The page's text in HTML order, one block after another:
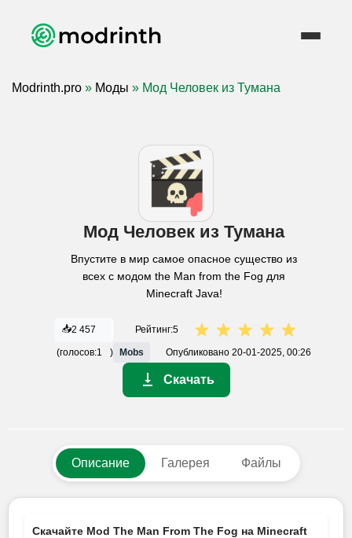
Modrinth.pro » Моды » Мод Человек из Тумана
Мод Человек из Тумана
Впустите в мир самое опасное существо из
всех с модом the Man from the Fog для
Minecraft Java!
📥2 457 Рейтинг:5
(голосов:1 ) Mobs Опубликовано 20-01-2025, 00:26
Скачать
Описание Галерея Файлы
Скачайте Mod The Man From The Fog на Minecraft